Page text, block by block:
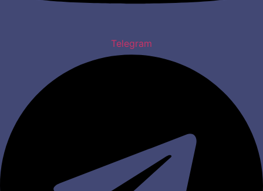
Telegram